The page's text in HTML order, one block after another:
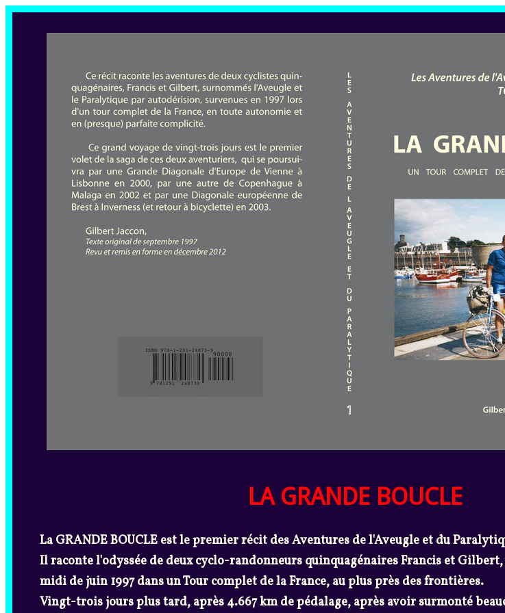
LA GRANDE BOUCLE
La GRANDE BOUCLE est le premier récit des Aventures de l'Aveugle et du
Il raconte l'odyssée de deux cyclo-randonneurs quinquagénaires Francis et
midi de juin 1997 dans un Tour complet de la France, au plus près des frontières.
Vingt-trois jours plus tard, après 4.667 km de pédalage, après avoir surmonté